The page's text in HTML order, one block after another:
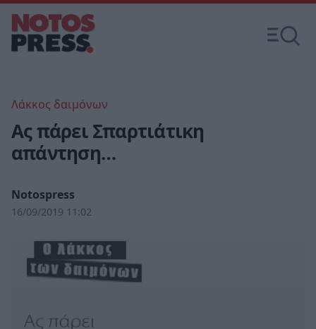
Λάκκος δαιμόνων
Ας πάρει Σπαρτιάτικη
απάντηση…
Notospress
16/09/2019 11:02